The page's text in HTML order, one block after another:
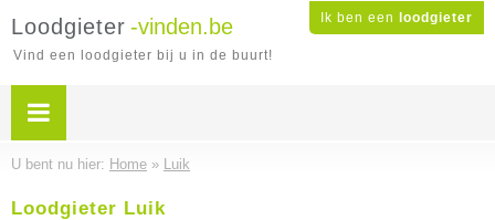
Ik ben een loodgieter
Loodgieter -vinden.be
Vind een loodgieter bij u in de buurt!
U bent nu hier: Home » Luik
Loodgieter Luik